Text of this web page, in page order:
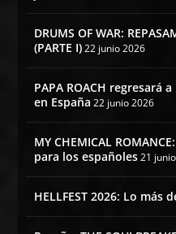
DRUMS OF WAR:
(PARTE I) 22 junio 2026
PAPA ROACH regresará
en España 22 junio 2026
MY CHEMICAL
para los españoles 21
HELLFEST 2026: Lo más